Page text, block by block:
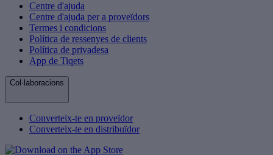
Centre d'ajuda
Centre d'ajuda per a proveïdors
Termes i condicions
Política de ressenyes de clients
Política de privadesa
App de Tiqets
Col·laboracions
Converteix-te en proveïdor
Converteix-te en distribuïdor